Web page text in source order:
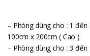
– Phòng dùng cho : 1
100cm x 200cm ( Cao )
– Phòng dùng cho : 3